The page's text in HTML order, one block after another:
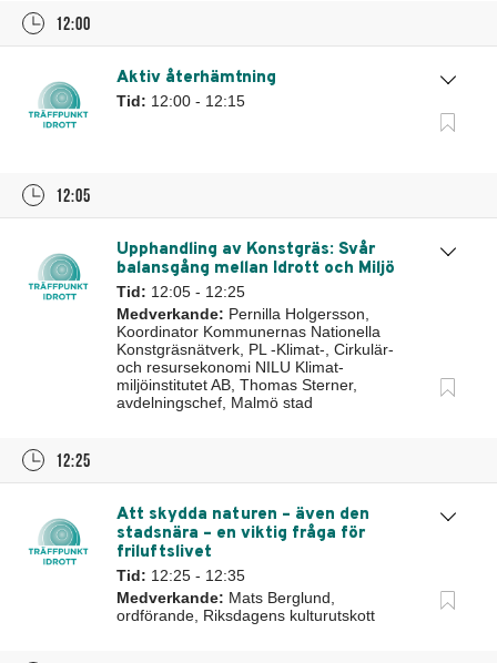
12:00
Aktiv återhämtning
Tid: 12:00 - 12:15
12:05
Upphandling av Konstgräs: Svår
balansgång mellan Idrott och Miljö
Tid: 12:05 - 12:25
Medverkande: Pernilla Holgersson,
Koordinator Kommunernas Nationella
Konstgräsnätverk, PL -Klimat-, Cirkulär-
och resursekonomi NILU Klimat-
miljöinstitutet AB, Thomas Sterner,
avdelningschef, Malmö stad
12:25
Att skydda naturen – även den
stadsnära – en viktig fråga för
friluftslivet
Tid: 12:25 - 12:35
Medverkande: Mats Berglund,
ordförande, Riksdagens kulturutskott